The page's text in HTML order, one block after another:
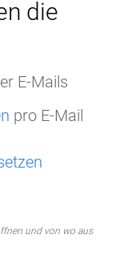
die
E-Mails
pro E-Mail
und von wo aus